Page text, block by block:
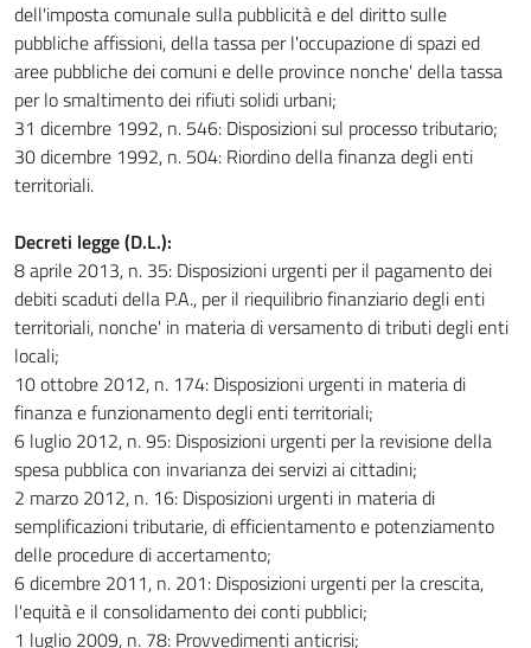
dell'imposta comunale sulla pubblicità e del diritto sulle
pubbliche affissioni, della tassa per l'occupazione di spazi ed
aree pubbliche dei comuni e delle province nonche' della tassa
per lo smaltimento dei rifiuti solidi urbani;
31 dicembre 1992, n. 546: Disposizioni sul processo tributario;
30 dicembre 1992, n. 504: Riordino della finanza degli enti
territoriali.
Decreti legge (D.L.):
8 aprile 2013, n. 35: Disposizioni urgenti per il pagamento dei
debiti scaduti della P.A., per il riequilibrio finanziario degli enti
territoriali, nonche' in materia di versamento di tributi degli enti
locali;
10 ottobre 2012, n. 174: Disposizioni urgenti in materia di
finanza e funzionamento degli enti territoriali;
6 luglio 2012, n. 95: Disposizioni urgenti per la revisione della
spesa pubblica con invarianza dei servizi ai cittadini;
2 marzo 2012, n. 16: Disposizioni urgenti in materia di
semplificazioni tributarie, di efficientamento e potenziamento
delle procedure di accertamento;
6 dicembre 2011, n. 201: Disposizioni urgenti per la crescita,
l'equità e il consolidamento dei conti pubblici;
1 luglio 2009, n. 78: Provvedimenti anticrisi;